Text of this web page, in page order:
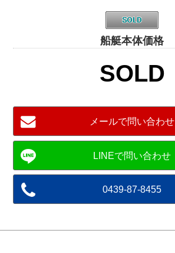
船艇本体価格
SOLD
メールで問い合わせ
0439-87-8455